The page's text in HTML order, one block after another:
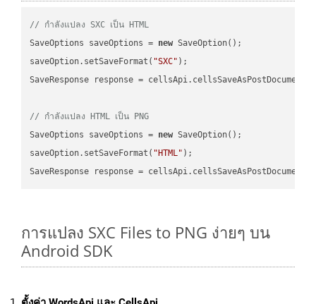
// กำลังแปลง SXC เป็น HTML
SaveOptions saveOptions = new SaveOption();
saveOption.setSaveFormat( "SXC" );
SaveResponse response =
// กำลังแปลง HTML เป็น PNG
SaveOptions saveOptions = new SaveOption();
saveOption.setSaveFormat( "HTML" );
SaveResponse response =
การแปลง SXC Files to PNG ง่ายๆ บน
Android SDK